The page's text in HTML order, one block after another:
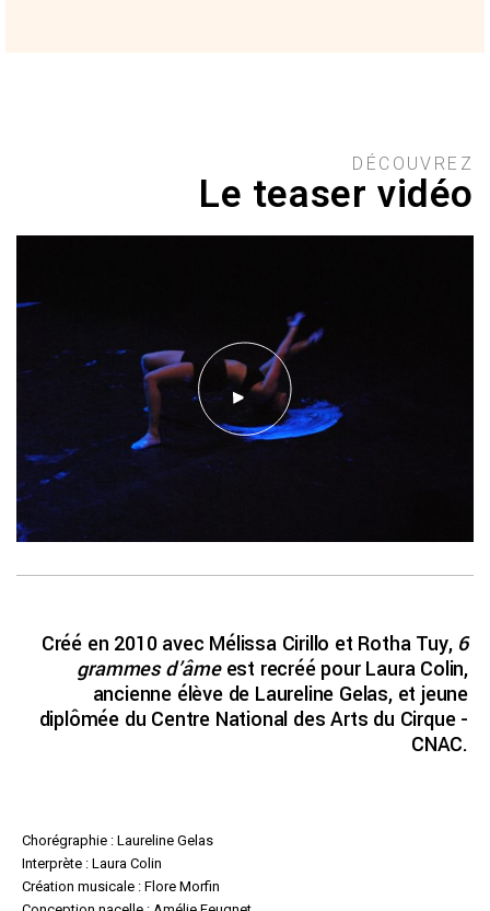
DÉCOUVREZ
Le teaser vidéo
Créé en 2010 avec Mélissa Cirillo et Rotha Tuy, 6
grammes d’âmeest recréé pour Laura Colin,
ancienne élève de Laureline Gelas, et jeune
diplômée du Centre National des Arts du Cirque -
CNAC.
Chorégraphie : Laureline Gelas
Interprète : Laura Colin
Création musicale : Flore Morfin